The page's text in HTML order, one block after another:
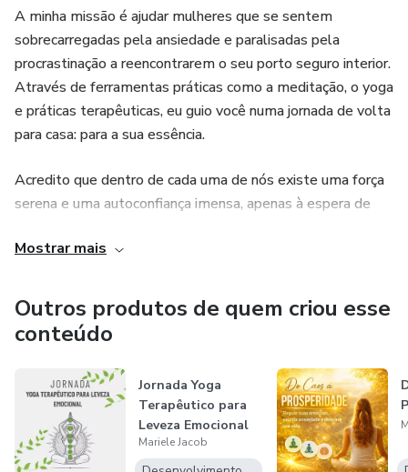
Práticas simples para o seu dia a dia, como respiração,
relaxamento e regulação emocional, para você acessar
sempre que precisar.
Bônus especiais:
✨ Workshop: Rotina Consciente
possível e alinhada com a sua realidade.
Para te ajudar a pausar, se escutar e voltar para si em
💃 Dança Terapêutica
Aulas aos sábados (horário a definir)
A minha missão é ajudar mulheres que se sentem
sobrecarregadas pela ansiedade e paralisadas pela
procrastinação a reencontrarem o seu porto seguro interior.
Através de ferramentas práticas como a meditação, o yoga
e práticas terapêuticas, eu guio você numa jornada de volta
para casa: para a sua essência.
Acredito que dentro de cada uma de nós existe uma força
serena e uma autoconfiança imensa, apenas à espera de
possível trocar a ansiedade pela calma e a paralisia pela
ação com propósito. Vamos juntas?
Mostrar mais
Outros produtos de quem criou esse
conteúdo
Jornada Yoga
Terapêutico para
Leveza Emocional
Mariele Jacob